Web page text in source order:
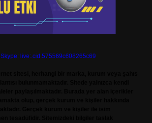
Skype: live:.cid.575569c608265c69